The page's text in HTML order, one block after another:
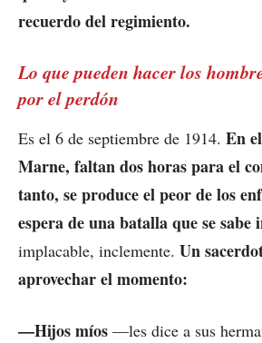
recuerdo del regimiento.
Lo que pueden hacer los
por el perdón
Es el 6 de septiembre de 1914. En
Marne, faltan dos horas para el
tanto, se produce el peor de los
espera de una batalla que se sabe
implacable, inclemente. Un
aprovechar el momento:
—Hijos míos —les dice a sus